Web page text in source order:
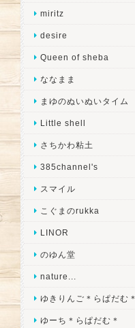
miritz
desire
Queen of sheba
ななまま
まゆのぬいぬいタイム
Little shell
さちかわ粘土
385channel's
スマイル
こぐまのrukka
LINOR
のゆん堂
nature...
ゆきりんご＊らぱだむ＊
ゆーち＊らぱだむ＊